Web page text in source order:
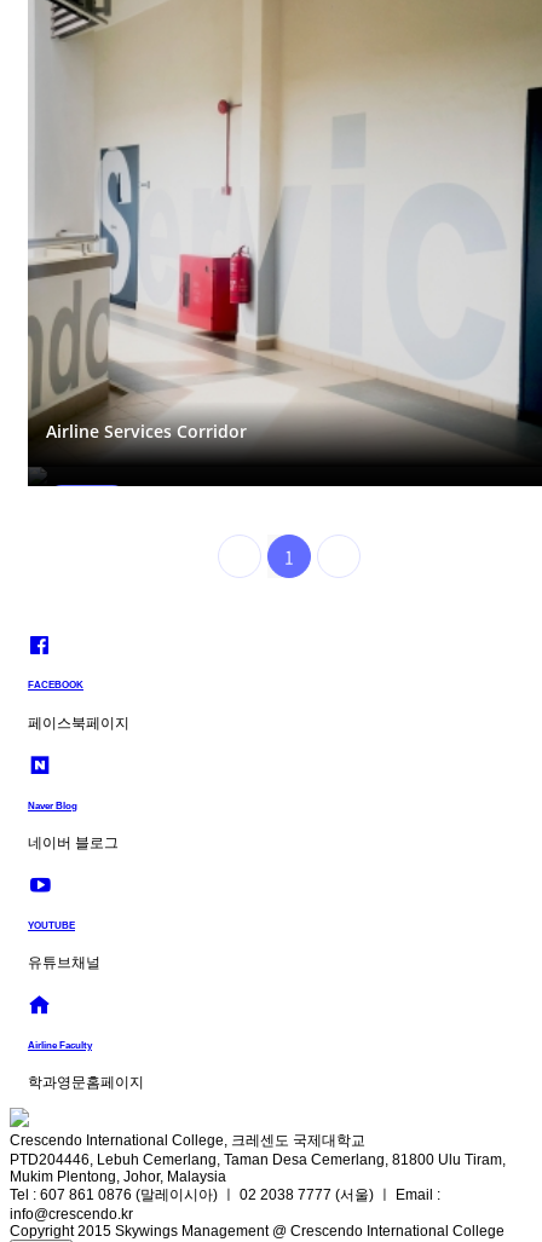
Airline Services Corridor
CIC Building
1
FACEBOOK
페이스북페이지
Naver Blog
네이버 블로그
YOUTUBE
유튜브채널
Airline Faculty
학과영문홈페이지
Crescendo International College, 크레센도 국제대학교
PTD204446, Lebuh Cemerlang, Taman Desa Cemerlang, 81800 Ulu Tiram,
Mukim Plentong, Johor, Malaysia
Tel : 607 861 0876 (말레이시아) ㅣ 02 2038 7777 (서울) ㅣ Email :
info@crescendo.kr
Copyright 2015 Skywings Management @ Crescendo International College